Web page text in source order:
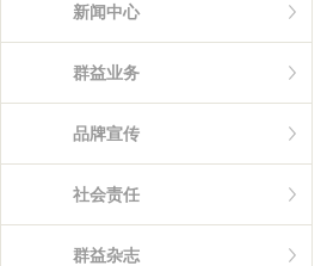
新闻中心
群益业务
品牌宣传
社会责任
群益杂志